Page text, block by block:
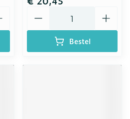
Bestel